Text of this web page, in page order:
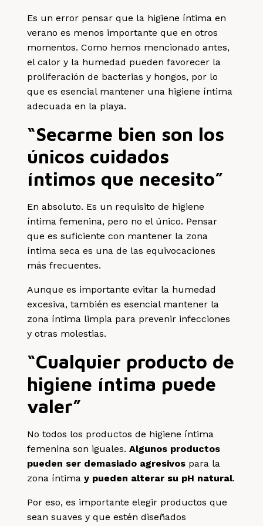
Es un error pensar que la higiene íntima en
verano es menos importante que en otros
momentos. Como hemos mencionado antes,
el calor y la humedad pueden favorecer la
proliferación de bacterias y hongos, por lo
que es esencial mantener una higiene íntima
adecuada en la playa.
“Secarme bien son los
únicos cuidados
íntimos que necesito”
En absoluto. Es un requisito de higiene
íntima femenina, pero no el único. Pensar
que es suficiente con mantener la zona
íntima seca es una de las equivocaciones
más frecuentes.
Aunque es importante evitar la humedad
excesiva, también es esencial mantener la
zona íntima limpia para prevenir infecciones
y otras molestias.
“Cualquier producto de
higiene íntima puede
valer”
No todos los productos de higiene íntima
femenina son iguales.Algunos productos
pueden ser demasiado agresivos para la
zona íntimay pueden alterar su pH natural.
Por eso, es importante elegir productos que
sean suaves y que estén diseñados